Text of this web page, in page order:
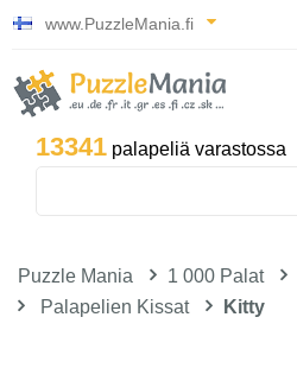
www.PuzzleMania.fi
13341 palapeliä varastossa
Puzzle Mania 1 000 Palat
Palapelien Kissat
Kitty